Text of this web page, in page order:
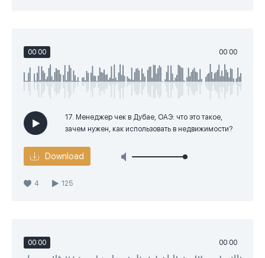
00:00 00:00
17. Менеджер чек в Дубае, ОАЭ: что это такое,
зачем нужен, как использовать в недвижимости?
Download
4 125
00:00 00:00